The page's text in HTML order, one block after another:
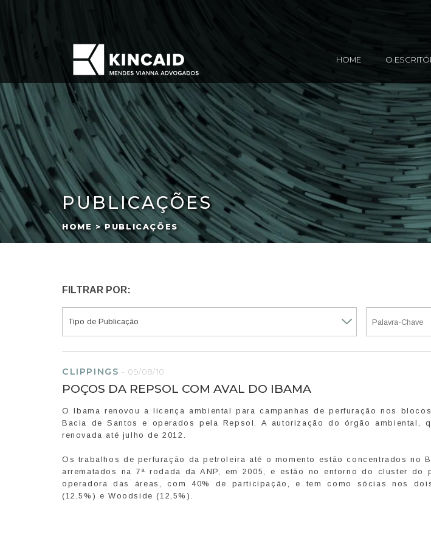
HOME O
PUBLICAÇÕES
HOME > PUBLICAÇÕES
FILTRAR POR:
CLIPPINGS -09/08/10
POÇOS DA REPSOL COM AVAL DO IBAMA
O Ibama renovou a licença ambiental para campanhas de perfuração nos
Bacia de Santos e operados pela Repsol. A autorização do órgão ambiental,
renovada até julho de 2012.
Os trabalhos de perfuração da petroleira até o momento estão concentrados no
arrematados na 7ª rodada da ANP, em 2005, e estão no entorno do cluster do
operadora das áreas, com 40% de participação, e tem como sócias nos
(12,5%) e Woodside (12,5%).